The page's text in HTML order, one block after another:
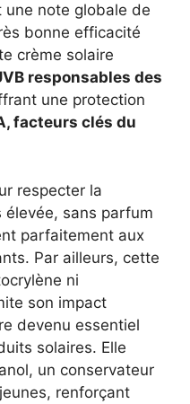
note globale de
bonne efficacité
crème solaire
responsables des
une protection
facteurs clés du
respecter la
sans parfum
parfaitement aux
Par ailleurs, cette
ni
son impact
devenu essentiel
solaires. Elle
un conservateur
renforçant